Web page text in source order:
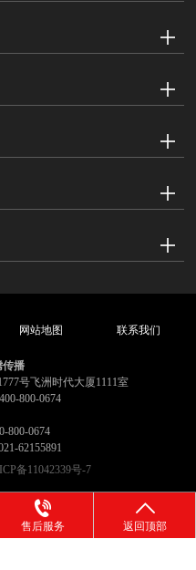
网站地图 联系我们
传播
号飞洲时代大厦1111室
800-0674
800-0674
62155891
备11042339号-7
售后服务 返回顶部